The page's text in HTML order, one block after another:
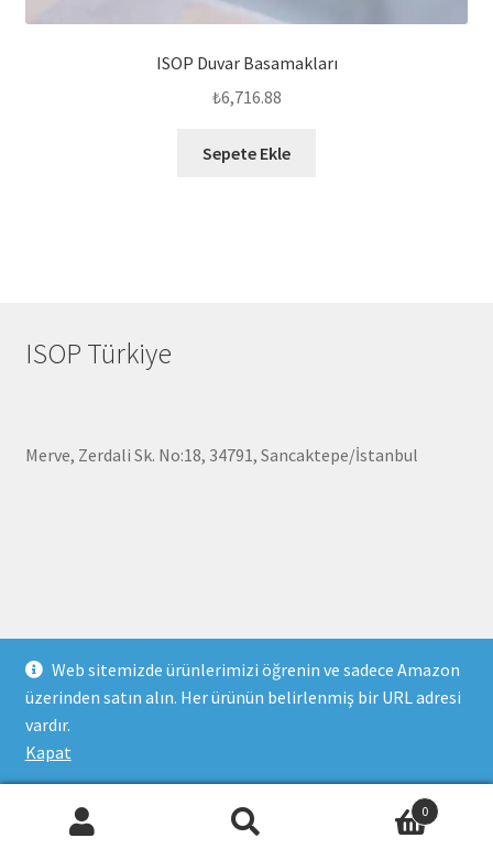
Web sitemizde ürünlerimizi öğrenin ve sadece Amazon
üzerinden satın alın. Her ürünün belirlenmiş bir URL adresi
vardır.
Kapat
ISOP Duvar Basamakları
₺6,716.88
Sepete Ekle
ISOP Türkiye
Merve, Zerdali Sk. No:18, 34791, Sancaktepe/İstanbul
0